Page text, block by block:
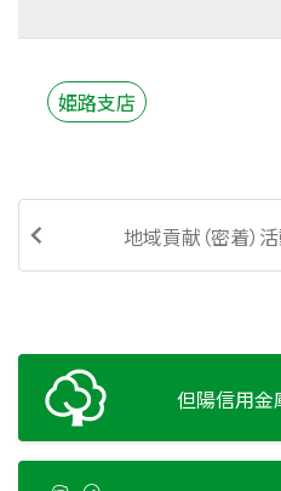
姫路支店
地域貢献（密着）
但陽信用金